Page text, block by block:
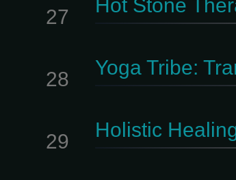
27 Hot Stone
28 Yoga Tribe:
29 Holistic